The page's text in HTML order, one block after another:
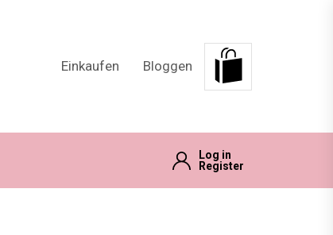
Einkaufen Bloggen
Log in
Register